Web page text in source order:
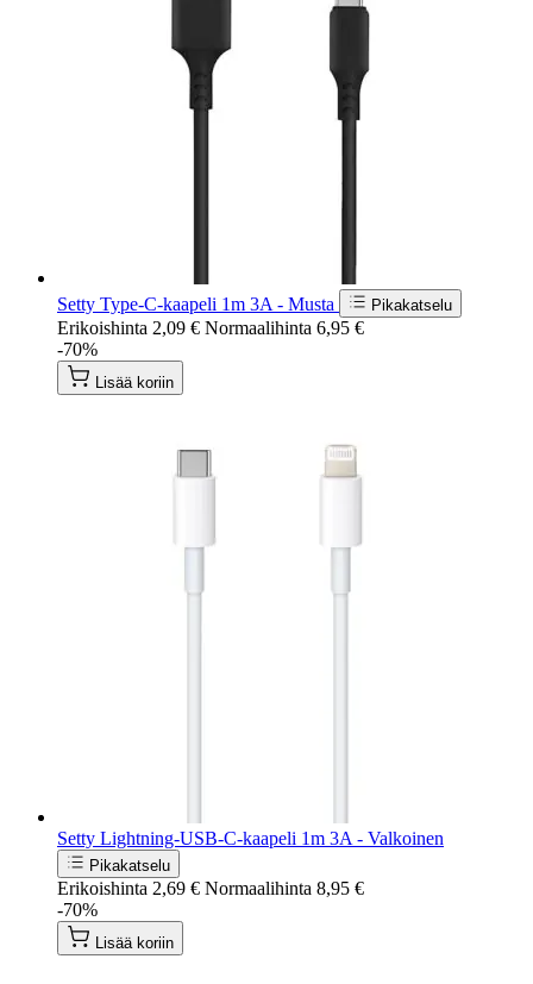
Setty Type-C-kaapeli 1m 3A - Musta Pikakatselu
Erikoishinta 2,09 € Normaalihinta 6,95 €
-70%
Lisää koriin
Setty Lightning-USB-C-kaapeli 1m 3A - Valkoinen
Pikakatselu
Erikoishinta 2,69 € Normaalihinta 8,95 €
-70%
Lisää koriin